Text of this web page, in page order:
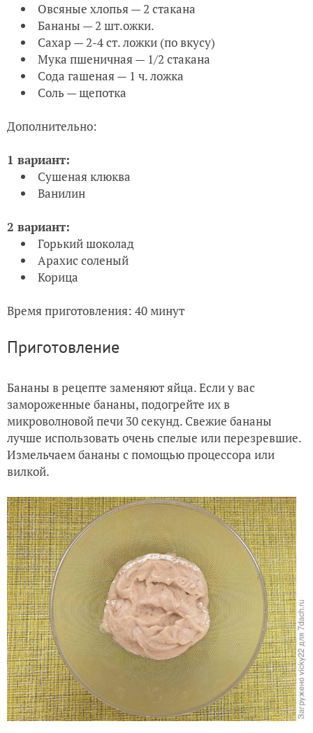
Овсяные хлопья — 2 стакана
Бананы — 2 шт.ожки.
Сахар — 2-4 ст. ложки (по вкусу)
Мука пшеничная — 1/2 стакана
Сода гашеная — 1 ч. ложка
Соль — щепотка
Дополнительно:
1 вариант:
Сушеная клюква
Ванилин
2 вариант:
Горький шоколад
Арахис соленый
Корица
Время приготовления: 40 минут
Приготовление
Бананы в рецепте заменяют яйца. Если у вас
замороженные бананы, подогрейте их в
микроволновой печи 30 секунд. Свежие бананы
лучше использовать очень спелые или перезревшие.
Измельчаем бананы с помощью процессора или
вилкой.